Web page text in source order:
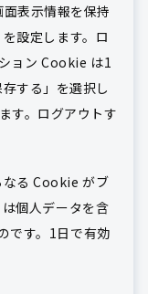
表示情報を保持
設定します。ロ
ョン Cookie は1
する」を選択し
す。ログアウトす
なる Cookie がブ
個人データを含
です。1日で有効